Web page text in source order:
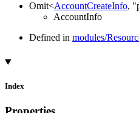
Omit<AccountCreateInfo,
AccountInfo
Defined in modules/
Index